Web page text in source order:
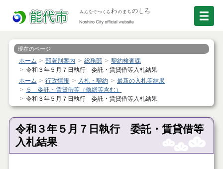
現在のページ
ホーム 部署別案内 総務部
契約検査課
令和３年５月７日執行 委託・賃貸借等入札結果
ホーム
行政情報 入札・契約
最新の入札等結果
５ 委託・賃貸借等（修繕等含む）
令和３年５月７日執行 委託・賃貸借等入札結果
令和３年５月７日執行 委託・賃貸借等
入札結果